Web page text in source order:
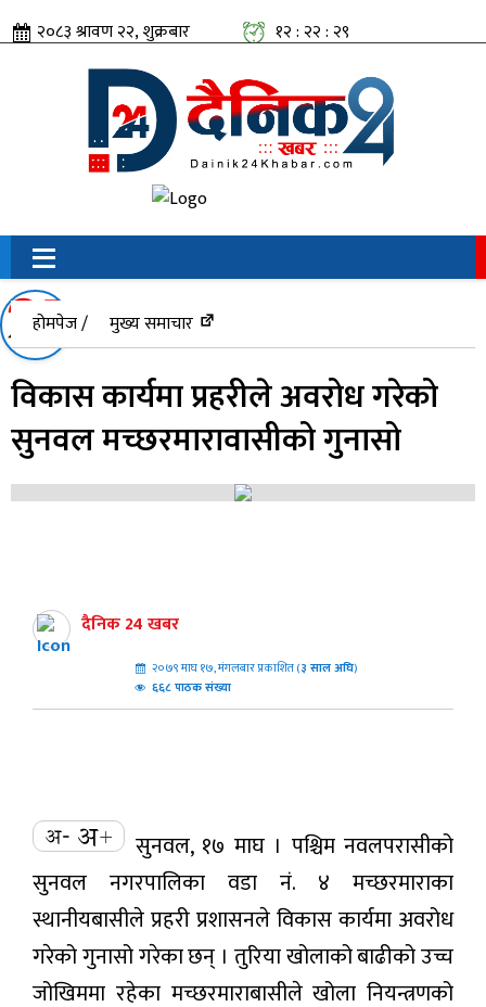
२०८३ श्रावण २२, शुक्रबार
१२ : २२ : ३०
सामाजिक संजालतिर:
होमपेज / मुख्य समाचार
विकास कार्यमा प्रहरीले अवरोध गरेको
सुनवल मच्छरमारावासीको गुनासो
दैनिक 24 खबर
२०७९ माघ १७, मंगलबार प्रकाशित (३ साल अघि)
६६८ पाठक संख्या
सुनवल, १७ माघ । पश्चिम नवलपरासीको
सुनवल नगरपालिका वडा नं. ४ मच्छरमाराका
स्थानीयबासीले प्रहरी प्रशासनले विकास कार्यमा अवरोध
गरेको गुनासो गरेका छन् । तुरिया खोलाको बाढीको उच्च
जोखिममा रहेका मच्छरमाराबासीले खोला नियन्त्रणको